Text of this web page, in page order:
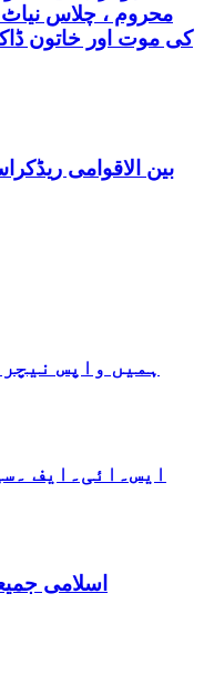
محروم ، چلاس
کی موت اور خاتون
بین الاقوامی
ہمیں واپس
ایس۔ائی۔ایف
اسلامی